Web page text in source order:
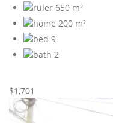
650 m²
200 m²
9
2
$1,701